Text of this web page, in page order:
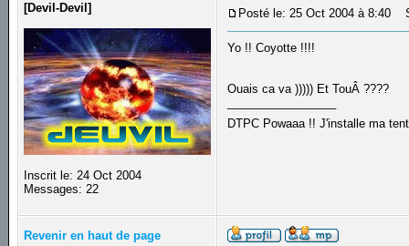
[Devil-Devil]
Inscrit le: 24 Oct 2004
Messages: 22
Posté le: 25 Oct 2004 à 8:40
Yo !! Coyotte !!!!
Ouais ca va ))))) Et TouÂ ????
DTPC Powaaa !! J'installe ma
Revenir en haut de page